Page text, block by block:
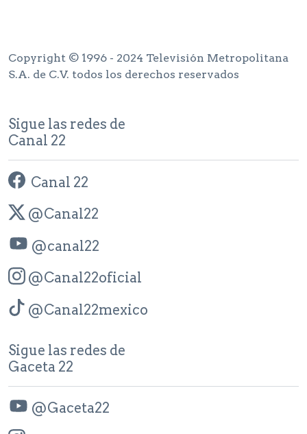
Copyright © 1996 - 2024 Televisión Metropolitana
S.A. de C.V. todos los derechos reservados
Sigue las redes de
Canal 22
Canal 22
@Canal22
@canal22
@Canal22oficial
@Canal22mexico
Sigue las redes de
Gaceta 22
@Gaceta22